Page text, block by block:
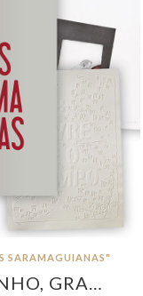
SARAMAGUIANAS"
GRA…